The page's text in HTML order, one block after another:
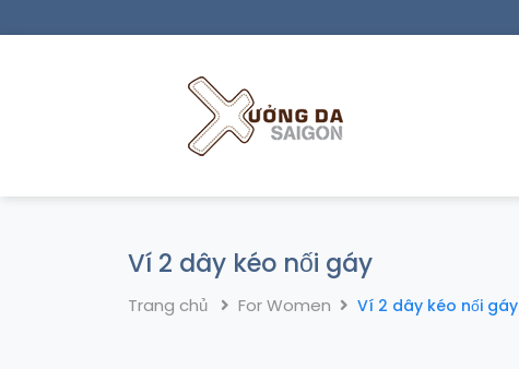
Ví 2 dây kéo nối gáy
Trang chủ For Women Ví 2 dây kéo nối gáy